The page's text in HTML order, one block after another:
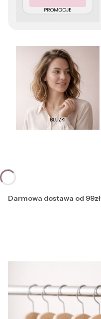
Darmowa dostawa od 99zł